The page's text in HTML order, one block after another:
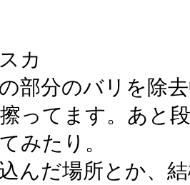
カ
部分のバリを除
ってます。あと
みたり。
んだ場所とか、